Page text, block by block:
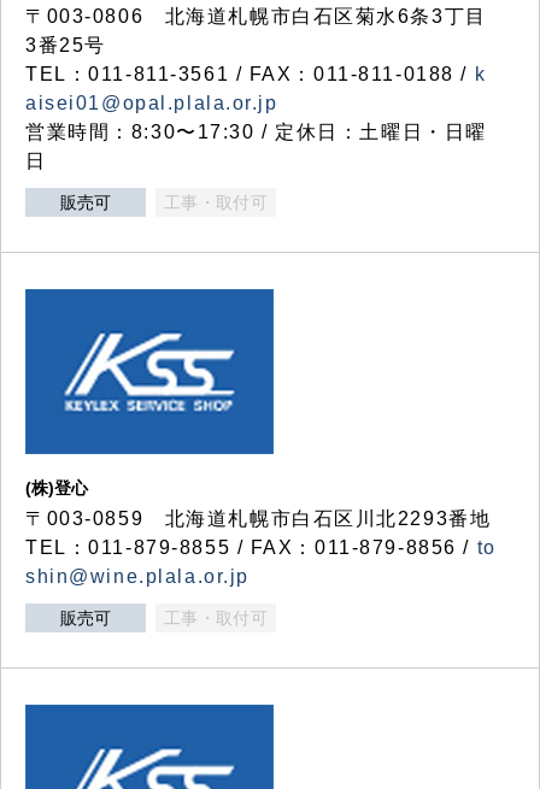
〒003-0806 北海道札幌市白石区菊水6条3丁目
3番25号
TEL：011-811-3561 / FAX：011-811-0188 / k
aisei01@opal.plala.or.jp
営業時間：8:30〜17:30 / 定休日：土曜日・日曜
日
販売可 工事・取付可
(株)登心
〒003-0859 北海道札幌市白石区川北2293番地
TEL：011-879-8855 / FAX：011-879-8856 / to
shin@wine.plala.or.jp
販売可 工事・取付可